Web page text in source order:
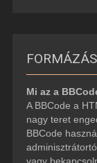
Mi az a
A BBCode a
nagy teret
BBCode